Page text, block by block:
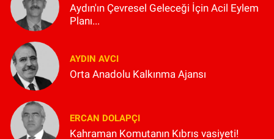
Aydın'ın Çevresel Geleceği İçin Acil Eylem
Planı...
AYDIN AVCI
Orta Anadolu Kalkınma Ajansı
ERCAN DOLAPÇI
Kahraman Komutanın Kıbrıs vasiyeti!